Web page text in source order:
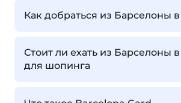
Как добраться из Барселоны
Стоит ли ехать из Барселоны
для шопинга